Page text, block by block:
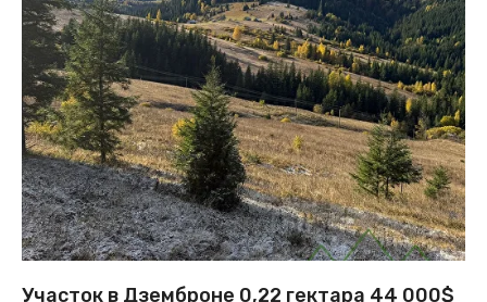
Участок в Дземброне 0,22 гектара 44 000$